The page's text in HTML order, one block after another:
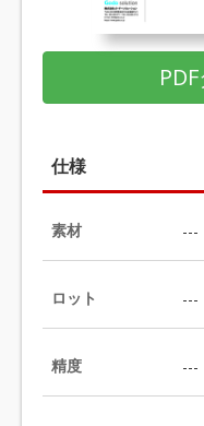
仕様
素材 ---
ロット ---
精度 ---